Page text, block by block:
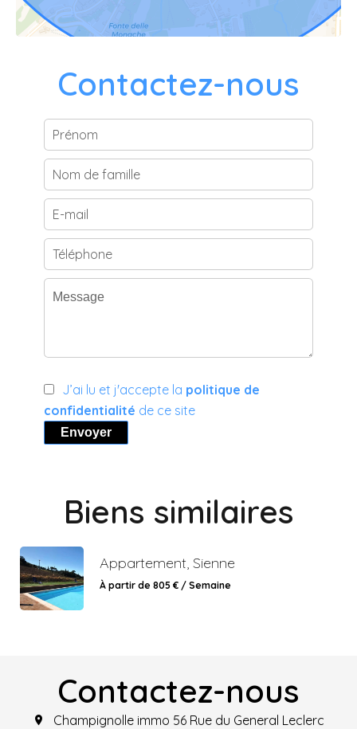
Contactez-nous
J’ai lu et j'accepte la politique de
confidentialité de ce site
Envoyer
Biens similaires
Appartement, Sienne
À partir de 805 € / Semaine
Contactez-nous
Champignolle immo 56 Rue du General Leclerc